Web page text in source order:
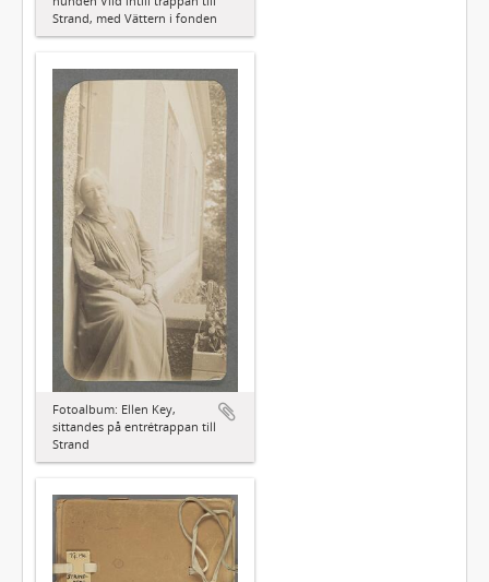
Strand, med Vättern i fonden
Fotoalbum: Ellen Key,
sittandes på entrétrappan till
Strand